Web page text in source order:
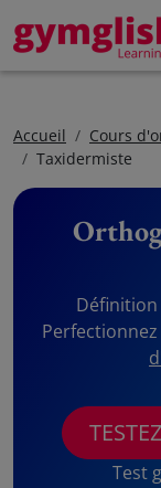
Accueil Cours
Taxidermiste
Définition
Test